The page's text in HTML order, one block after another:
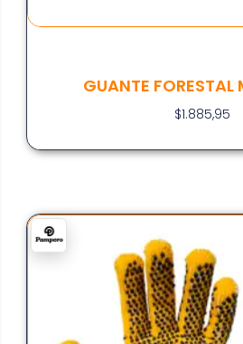
GUANTE FORESTAL
$1.885,95